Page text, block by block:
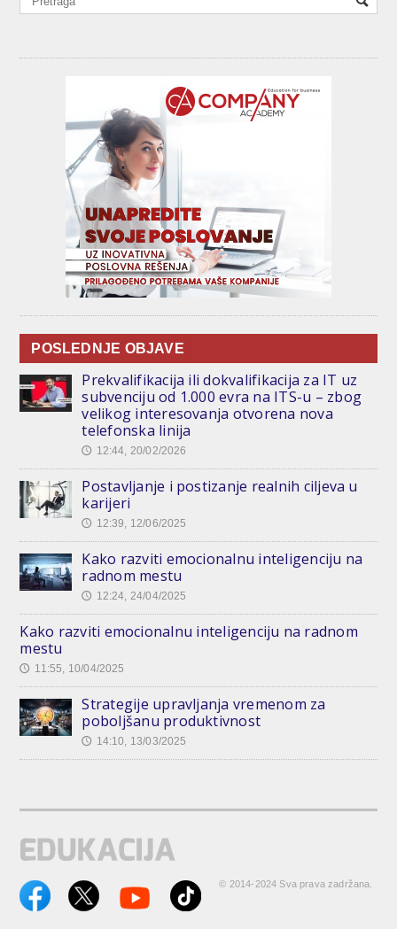
POSLEDNJE OBJAVE
Prekvalifikacija ili dokvalifikacija za IT uz
subvenciju od 1.000 evra na ITS-u – zbog
velikog interesovanja otvorena nova
telefonska linija
🕔 12:44, 20/02/2026
Postavljanje i postizanje realnih ciljeva u
karijeri
🕔 12:39, 12/06/2025
Kako razviti emocionalnu inteligenciju na
radnom mestu
🕔 12:24, 24/04/2025
Kako razviti emocionalnu inteligenciju na radnom
mestu
🕔 11:55, 10/04/2025
Strategije upravljanja vremenom za
poboljšanu produktivnost
🕔 14:10, 13/03/2025
© 2014-2024 Sva prava zadržana.